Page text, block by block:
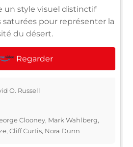
un style visuel distinctif
saturées pour représenter la
du désert.
Regarder
O. Russell
Clooney, Mark Wahlberg,
Cliff Curtis, Nora Dunn